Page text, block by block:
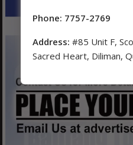
Phone: 7757-2769
Address: #85 Unit F,
Sacred Heart, Diliman,